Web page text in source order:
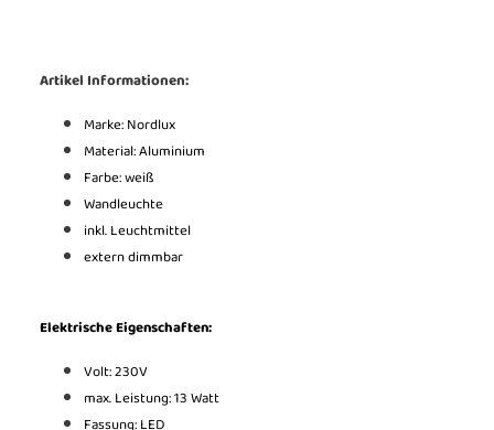
Artikel Informationen:
Marke: Nordlux
Material: Aluminium
Farbe: weiß
Wandleuchte
inkl. Leuchtmittel
extern dimmbar
Elektrische Eigenschaften:
Volt: 230V
max. Leistung: 13 Watt